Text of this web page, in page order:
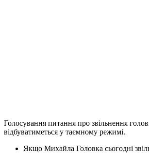
Голосування питання про звільнення
відбуватиметься у таємному режимі.
Якщо Михайла Головка сьогодні